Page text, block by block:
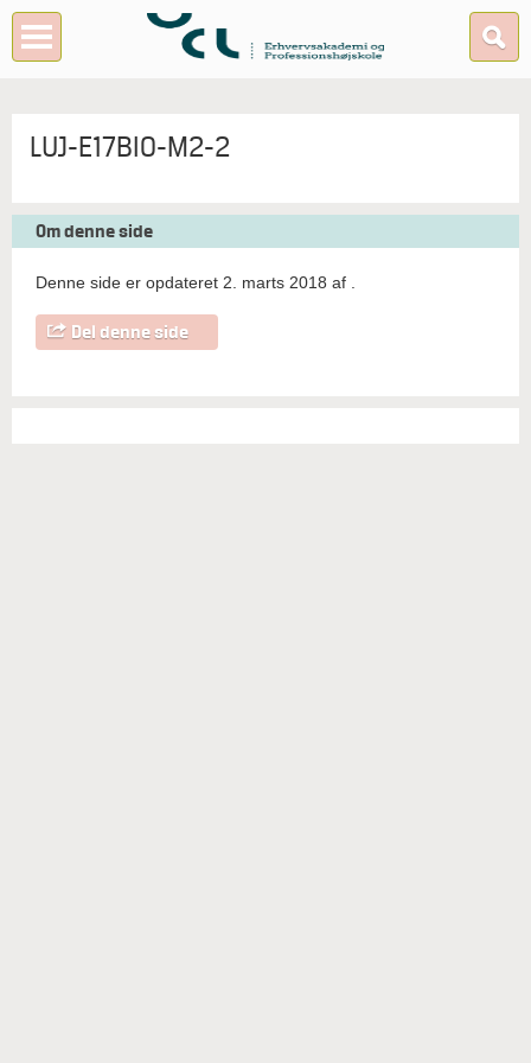
LUJ-E17BIO-M2-2
Om denne side
Denne side er opdateret 2. marts 2018 af
Del denne side